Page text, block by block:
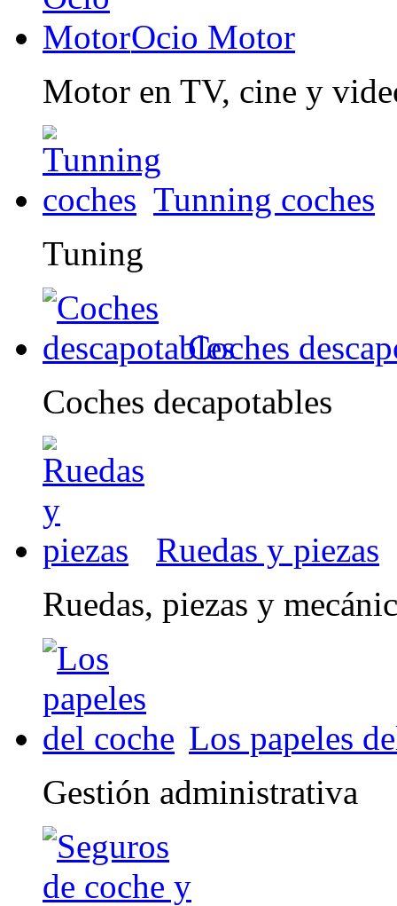
Ocio Motor
Motor en TV, cine y
Tunning coches
Tuning
Coches
Coches decapotables
Ruedas y piezas
Ruedas, piezas y
Los papeles
Gestión administrativa